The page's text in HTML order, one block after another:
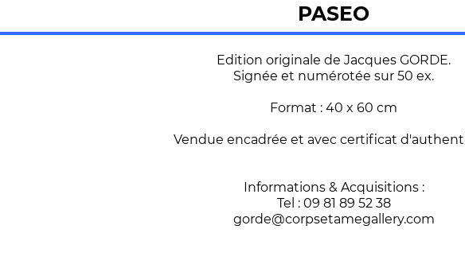
PASEO
Edition originale de Jacques GORDE.
Signée et numérotée sur 50 ex.
Format : 40 x 60 cm
Vendue encadrée et avec certificat
Informations & Acquisitions :
Tel : 09 81 89 52 38
gorde@corpsetamegallery.com